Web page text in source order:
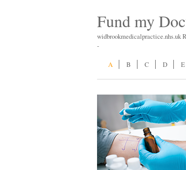
Fund my
widbrookmedicalpractice.nhs.uk
-
A B C D E